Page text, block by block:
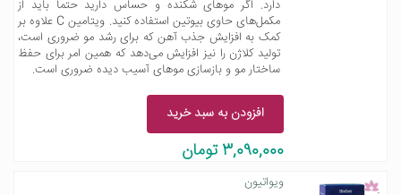
دارد. اگر موهای شکنده و حساس دارید حتما باید از
مکمل‌های حاوی بیوتین استفاده کنید. ویتامین C علاوه بر
کمک به افزایش جذب آهن که برای رشد مو ضروری است،
تولید کلاژن را نیز افزایش می‌دهد که همین امر برای حفظ
ساختار مو و بازسازی موهای آسیب دیده ضروری است.
افزودن به سبد خرید
3,090,000 تومان
ویواتیون